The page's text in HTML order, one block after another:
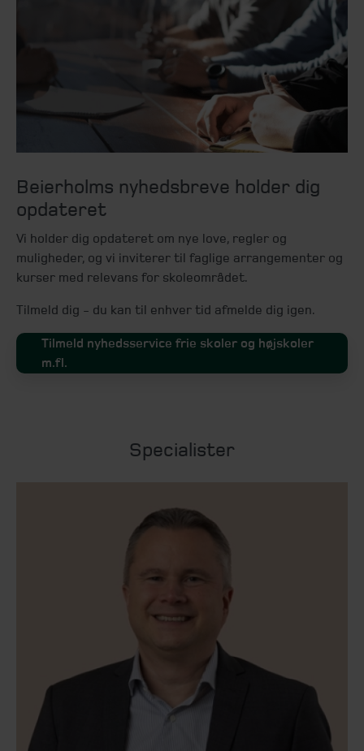
Beierholms nyhedsbreve holder dig
opdateret
Vi holder dig opdateret om nye love, regler og
muligheder, og vi inviterer til faglige arrangementer og
kurser med relevans for skoleområdet.
Tilmeld dig - du kan til enhver tid afmelde dig igen.
Tilmeld nyhedsservice frie skoler og højskoler
m.fl.
Specialister